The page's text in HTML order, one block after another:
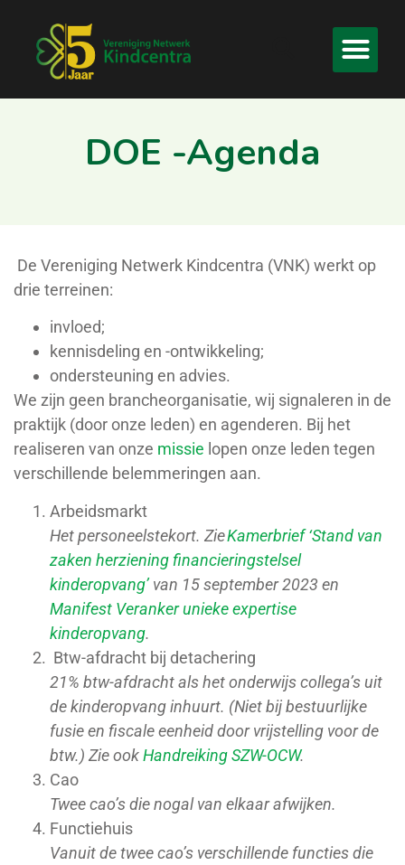
DOE -Agenda
De Vereniging Netwerk Kindcentra (VNK) werkt op
drie terreinen:
invloed;
kennisdeling en -ontwikkeling;
ondersteuning en advies.
We zijn geen brancheorganisatie, wij signaleren in de
praktijk (door onze leden) en agenderen. Bij het
realiseren van onze missie lopen onze leden tegen
verschillende belemmeringen aan.
Arbeidsmarkt
Het personeelstekort. ZieKamerbrief ‘Stand van
zaken herziening financieringstelsel
kinderopvang’van 15 september 2023 en
Manifest Veranker unieke expertise
kinderopvang.
Btw-afdracht bij detachering
21% btw-afdracht als het onderwijs collega’s uit
de kinderopvang inhuurt. (Niet bij bestuurlijke
fusie en fiscale eenheid door vrijstelling voor de
btw.) Zie ookHandreiking SZW-OCW.
Cao
Twee cao’s die nogal van elkaar afwijken.
Functiehuis
Vanuit de twee cao’s verschillende functies die